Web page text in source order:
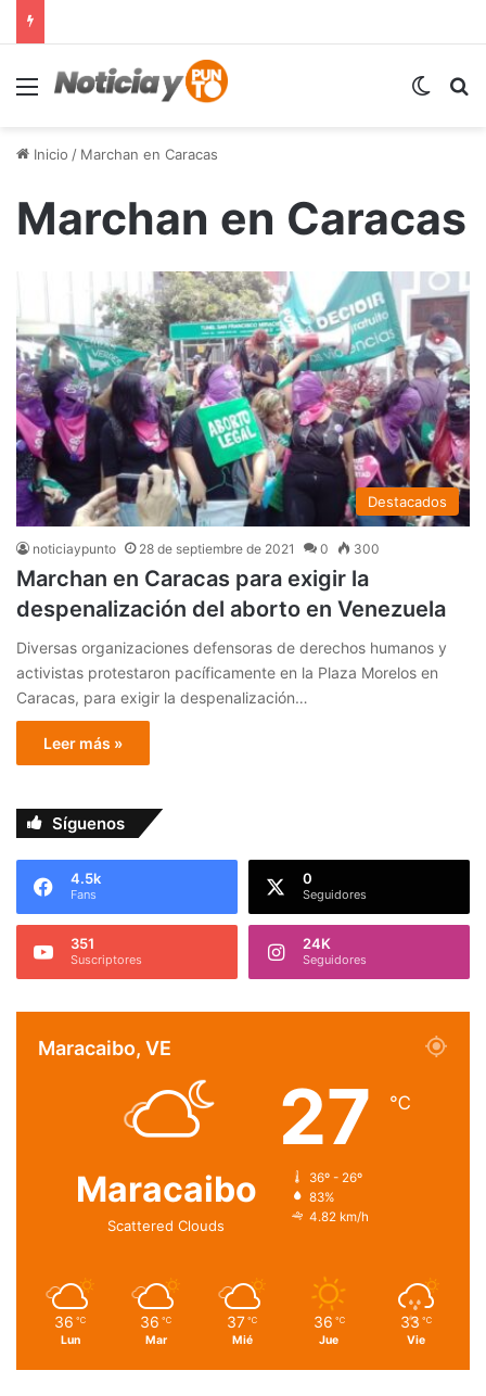
Menú
Inicio / Marchan en Caracas
Marchan en Caracas
Destacados
noticiaypunto 28 de septiembre de 2021 0 300
Marchan en Caracas para exigir la
despenalización del aborto en Venezuela
Diversas organizaciones defensoras de derechos humanos y
activistas protestaron pacíficamente en la Plaza Morelos en
Caracas, para exigir la despenalización…
Leer más »
Síguenos
4.5k
Fans
0
Seguidores
351
Suscriptores
24K
Seguidores
Maracaibo, VE
Maracaibo
Scattered Clouds
27 ℃
36º - 26º
83%
4.82 km/h
36 ℃
Lun
36 ℃
Mar
37 ℃
Mié
36 ℃
Jue
33 ℃
Vie